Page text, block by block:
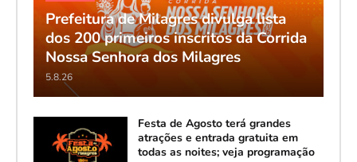
Prefeitura de Milagres divulga lista
dos 200 primeiros inscritos da Corrida
Nossa Senhora dos Milagres
5.8.26
Festa de Agosto terá grandes
atrações e entrada gratuita em
todas as noites; veja programação